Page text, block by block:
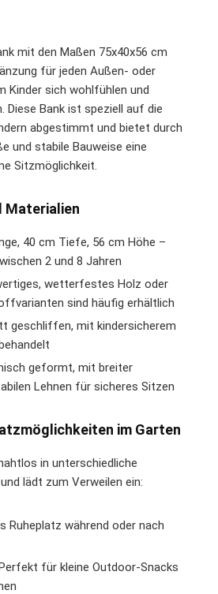
mit den Maßen 75x40x56 cm
für jeden Außen- oder
Kinder sich wohlfühlen und
Diese Bank ist speziell auf die
abgestimmt und bietet durch
und stabile Bauweise eine
Sitzmöglichkeit.
Materialien
40 cm Tiefe, 56 cm Höhe –
2 und 8 Jahren
wetterfestes Holz oder
sind häufig erhältlich
geschliffen, mit kindersicherem
geformt, mit breiter
Lehnen für sicheres Sitzen
im Garten
in unterschiedliche
lädt zum Verweilen ein:
Ruheplatz während oder nach
für kleine Outdoor-Snacks